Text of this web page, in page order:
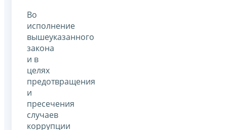
Во
исполнение
вышеуказанного
закона
и в
целях
предотвращения
и
пресечения
случаев
коррупции